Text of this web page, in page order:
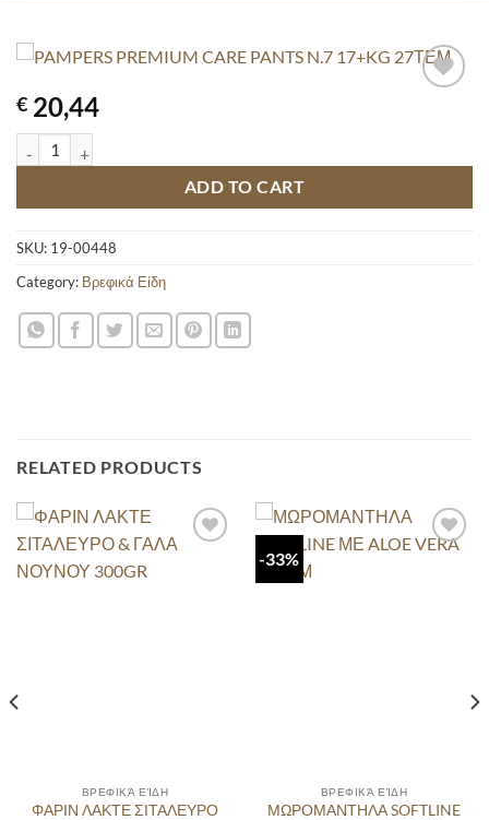
€ 20,44
PAMPERS PREMIUM CARE PANTS N.7 17+KG 27ΤΕΜ quantity
ADD TO CART
SKU: 19-00448
Category: Βρεφικά Είδη
RELATED PRODUCTS
ΒΡΕΦΙΚΆ ΕΊΔΗ
ΦΑΡΙΝ ΛΑΚΤΕ ΣΙΤΑΛΕΥΡΟ
-33%
ΒΡΕΦΙΚΆ ΕΊΔΗ
ΜΩΡΟΜΑΝΤΗΛΑ SOFTLINE